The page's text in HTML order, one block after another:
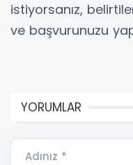
istiyorsanız,
ve başvurunuzu
YORUMLAR
Adınız *